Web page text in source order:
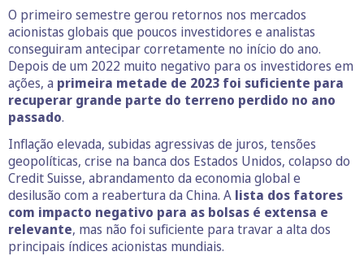
O primeiro semestre gerou retornos nos mercados
acionistas globais que poucos investidores e analistas
conseguiram antecipar corretamente no início do ano.
Depois de um 2022 muito negativo para os investidores em
ações, a primeira metade de 2023 foi suficiente para
recuperar grande parte do terreno perdido no ano
passado.
Inflação elevada, subidas agressivas de juros, tensões
geopolíticas, crise na banca dos Estados Unidos, colapso do
Credit Suisse, abrandamento da economia global e
desilusão com a reabertura da China. A lista dos fatores
com impacto negativo para as bolsas é extensa e
relevante, mas não foi suficiente para travar a alta dos
principais índices acionistas mundiais.